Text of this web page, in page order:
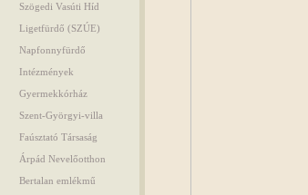
Szögedi Vasúti Híd
Ligetfürdő (SZÚE)
Napfonnyfürdő
Intézmények
Gyermekkórház
Szent-Györgyi-villa
Faúsztató Társaság
Árpád Nevelőotthon
Bertalan emlékmű